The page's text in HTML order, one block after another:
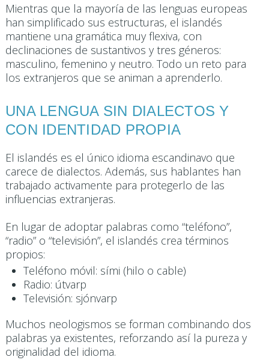
Mientras que la mayoría de las lenguas europeas
han simplificado sus estructuras, el islandés
mantiene una gramática muy flexiva, con
declinaciones de sustantivos y tres géneros:
masculino, femenino y neutro. Todo un reto para
los extranjeros que se animan a aprenderlo.
UNA LENGUA SIN DIALECTOS Y
CON IDENTIDAD PROPIA
El islandés es el único idioma escandinavo que
carece de dialectos. Además, sus hablantes han
trabajado activamente para protegerlo de las
influencias extranjeras.
En lugar de adoptar palabras como “teléfono”,
“radio” o “televisión”, el islandés crea términos
propios:
Teléfono móvil: sími (hilo o cable)
Radio: útvarp
Televisión: sjónvarp
Muchos neologismos se forman combinando dos
palabras ya existentes, reforzando así la pureza y
originalidad del idioma.